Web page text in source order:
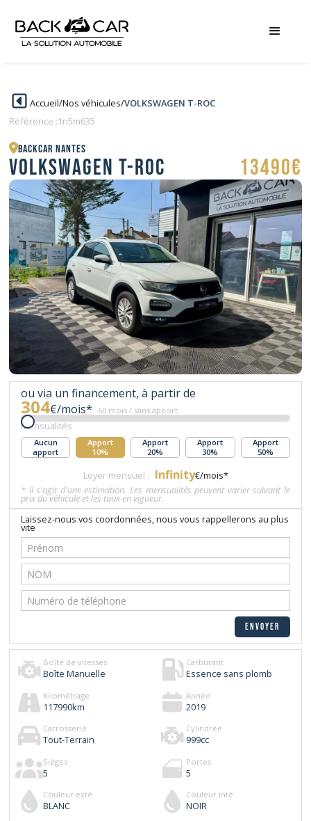
Accueil/Nos véhicules/VOLKSWAGEN T-ROC
Référence :1n5m635
BACKCAR Nantes
VOLKSWAGEN T-ROC 13490€
ou via un financement, à partir de
304€/mois* 60 mois / sans apport
Mensualités
Aucun
apport
Apport
10%
Apport
20%
Apport
30%
Apport
50%
Loyer mensuel : Infinity€/mois*
* Il s'agit d'une estimation. Les mensualités peuvent varier suivant le
prix du véhicule et les taux en vigueur.
Laissez-nous vos coordonnées, nous vous rappellerons au plus
vite
Boîte de vitesses
Boîte Manuelle
Carburant
Essence sans plomb
Kilométrage
117990km
Année
2019
Carrosserie
Tout-Terrain
Cylindrée
999cc
Sièges
5
Portes
5
Couleur exté
BLANC
Couleur inté
NOIR